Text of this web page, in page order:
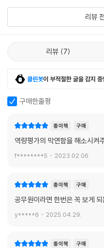
를 보여주면서 설명한다.
단순히 ‘스킬’만을 습득하길 원하
있다. 스킬에 대해서는 거의 언급
하는 구체적이고 현실적인 방법을
‘정도’에 가까운 길을 제시하는 책
이 책은 ‘맛보기’가 아니라 진짜 ‘
앞에 닥쳐와도 흔들리지 않을 수
리뷰
리뷰 7
클린봇이 부적절한 글을 감지 중
구매한줄평
종이책 구매
역량평가의 막연함을 해소시켜
f********5 2023.02.06.
종이책 구매
공무원이라면 한번은 꼭 보게
y*****6 2025.04.29.
종이책 구매